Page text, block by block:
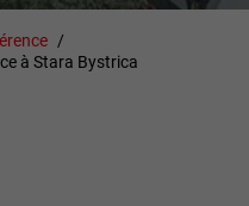
à Stara Bystrica